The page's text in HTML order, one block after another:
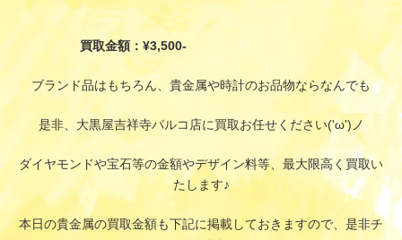
買取金額：¥3,500-
ブランド品はもちろん、貴金属や時計のお品物ならなんでも
是非、大黒屋吉祥寺パルコ店に買取お任せください('ω')ノ
ダイヤモンドや宝石等の金額やデザイン料等、最大限高く買取い
たします♪
本日の貴金属の買取金額も下記に掲載しておきますので、是非チ